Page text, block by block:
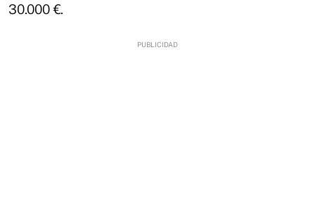
30.000 €.